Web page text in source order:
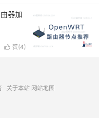
器加
 赞(4)
关于本站 网站地图